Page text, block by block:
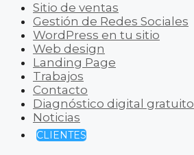
Sitio de ventas
Gestión de Redes Sociales
WordPress en tu sitio
Web design
Landing Page
Trabajos
Contacto
Diagnóstico digital gratuito
Noticias
CLIENTES